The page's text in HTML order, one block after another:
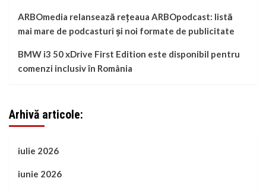
ARBOmedia relansează rețeaua ARBOpodcast: listă
mai mare de podcasturi și noi formate de publicitate
BMW i3 50 xDrive First Edition este disponibil pentru
comenzi inclusiv în România
Arhivă articole:
iulie 2026
iunie 2026